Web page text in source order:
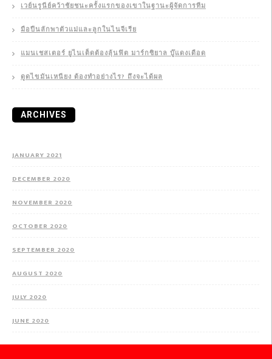
เวย์นรูนีย์คว้าชัยชนะครั้งแรกของเขาในฐานะผู้จัดการทีม
มือปืนลักพาตัวแม่และลูกในไนจีเรีย
แมนเชสเตอร์ ยูไนเต็ดต้องลุ้นฟิต มาร์กซิยาล บู๊แดงเดือด
ดูดไขมันเหนียง ต้องทำอย่างไร? ถึงจะได้ผล
ARCHIVES
JANUARY 2021
DECEMBER 2020
NOVEMBER 2020
OCTOBER 2020
SEPTEMBER 2020
AUGUST 2020
JULY 2020
JUNE 2020